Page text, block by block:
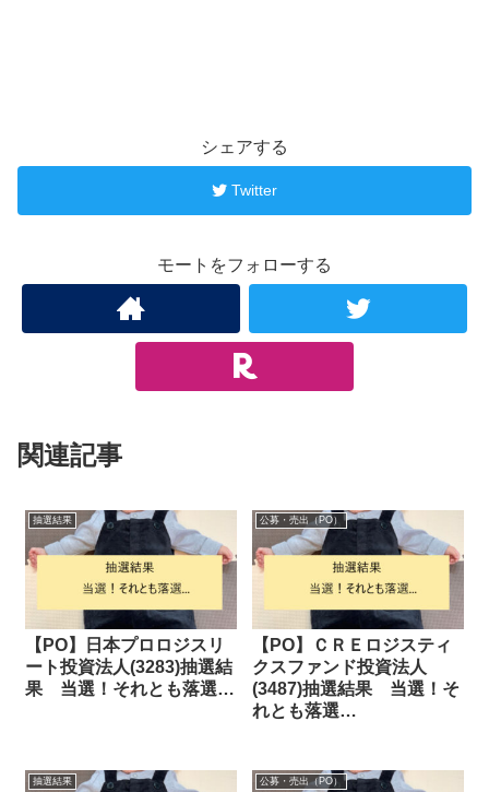
シェアする
Twitter
モートをフォローする
関連記事
抽選結果
【PO】日本プロロジスリ
ート投資法人(3283)抽選結
果 当選！それとも落選…
公募・売出（PO）
【PO】ＣＲＥロジスティ
クスファンド投資法人
(3487)抽選結果 当選！そ
れとも落選…
抽選結果 公募・売出（PO）